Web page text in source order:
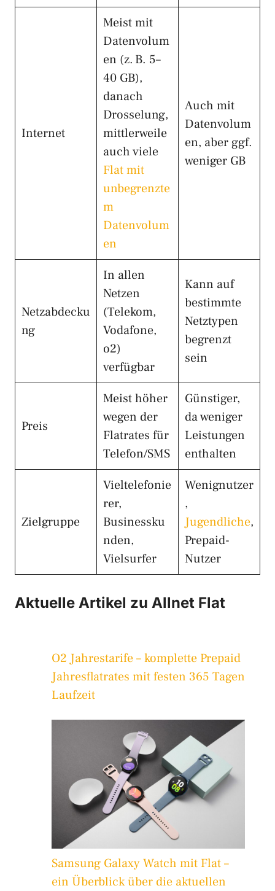
Internet
Meist mit
Datenvolum
en (z. B. 5–
40 GB),
danach
Drosselung,
mittlerweile
auch viele
Flat mit
unbegrenzte
m
Datenvolum
en
Auch mit
Datenvolum
en, aber ggf.
weniger GB
Netzabdecku
ng
In allen
Netzen
(Telekom,
Vodafone,
o2)
verfügbar
Kann auf
bestimmte
Netztypen
begrenzt
sein
Preis
Meist höher
wegen der
Flatrates für
Telefon/SMS
Günstiger,
da weniger
Leistungen
enthalten
Zielgruppe
Vieltelefonie
rer,
Businessku
nden,
Vielsurfer
Wenignutzer
,
Jugendliche,
Prepaid-
Nutzer
Aktuelle Artikel zu Allnet Flat
O2 Jahrestarife – komplette Prepaid
Jahresflatrates mit festen 365 Tagen
Laufzeit
Samsung Galaxy Watch mit Flat –
ein Überblick über die aktuellen